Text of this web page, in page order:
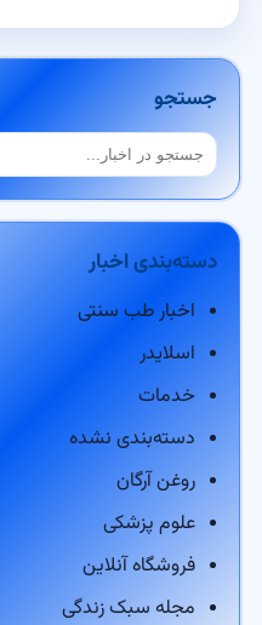
جستجو
جستجو
دسته‌بندی اخبار
اخبار طب سنتی
اسلایدر
خدمات
دسته‌بندی نشده
روغن آرگان
علوم پزشکی
فروشگاه آنلاین
مجله سبک زندگی